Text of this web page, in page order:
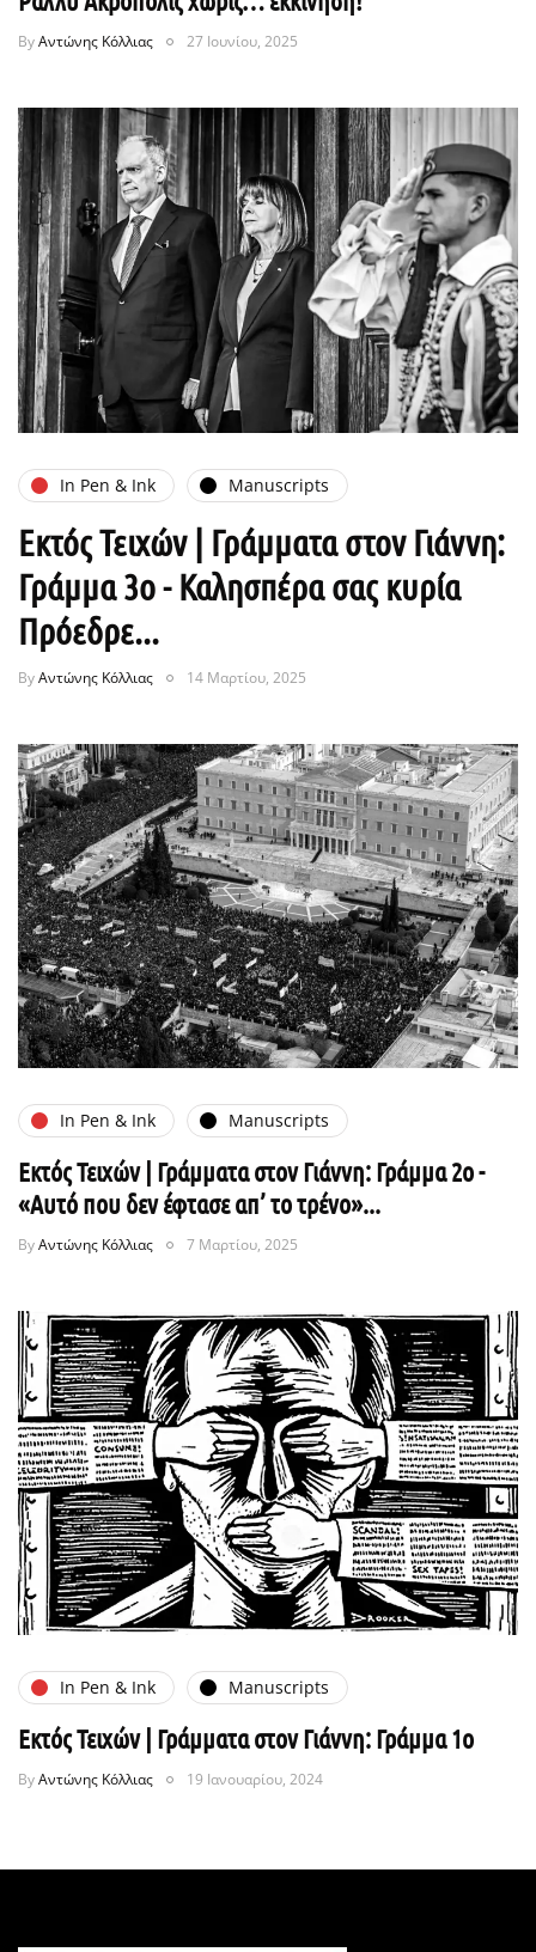
ByΑντώνης Κόλλιας 27 Ιουνίου, 2025
In Pen & Ink Manuscripts
Εκτός Τειχών | Γράμματα στον Γιάννη:
Γράμμα 3ο - Καλησπέρα σας κυρία
Πρόεδρε...
ByΑντώνης Κόλλιας 14 Μαρτίου, 2025
In Pen & Ink Manuscripts
Εκτός Τειχών | Γράμματα στον Γιάννη: Γράμμα 2ο -
«Αυτό που δεν έφτασε απ’ το τρένο»...
ByΑντώνης Κόλλιας 7 Μαρτίου, 2025
In Pen & Ink Manuscripts
Εκτός Τειχών | Γράμματα στον Γιάννη: Γράμμα 1ο
ByΑντώνης Κόλλιας 19 Ιανουαρίου, 2024